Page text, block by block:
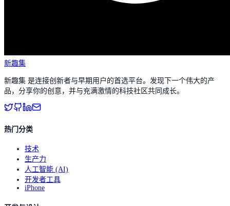
新趣集
新趣集 是连接创新者与早期用户的首选平台。发现下一个伟大的产
品，分享你的创意，并与充满激情的科技社区共同成长。
热门分类
技术
生产力
人工智能 (AI)
开发者工具
iPhone